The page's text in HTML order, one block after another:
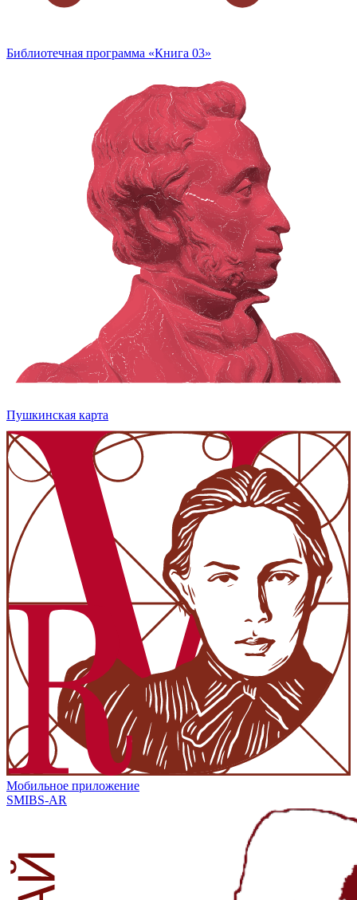
Библиотечная программа «Книга 03»
Пушкинская карта
Мобильное приложение
SMIBS-AR